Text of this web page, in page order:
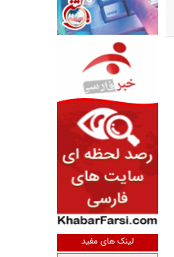
لینک های مفید